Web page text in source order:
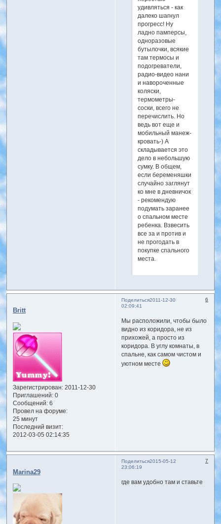
удивляться - как
далеко шагнул
прогресс! Ну
ладно памперсы,
одноразовые
бутылочки, всякие
там термосы и
подогреватели,
радио-видео нани
и навороченные
коляски,
термометры-
соски, всего не
перечислить. Но
ведь вот еще и
мобильный манеж-
кровать-) А
складывается это
дело в небольшую
сумку. В общем,
если беременяшки
случайно заглянут
ко мне в дневничок
- рекомендую
подумать заранее
о спальном месте
ребенка. Взвесить
все за и против и
не прогодать в
покупке спального
места.
Поделиться 6
2011-12-30
02:09:41
Britt
Зарегистрирован: 2011-12-30
Приглашений:0
Сообщений:6
Провел на форуме:
25 минут
Последний визит:
2012-03-05 02:14:35
Мы расположили, чтобы было
видно из коридора, не из
прихожей, а просто из
коридора. В углу комнаты, в
спальне, как самом чистом и
уютном месте
Поделиться 7
2015-05-12
23:06:19
Marina29
где вам удобно там и ставьте